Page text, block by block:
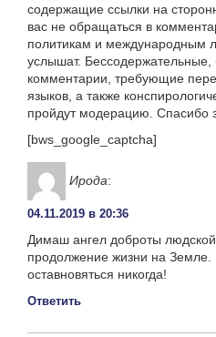
содержащие ссылки на
вас не обращаться в
политикам и международным
услышат. Бессодержательные,
комментарии, требующие
языков, а также
пройдут модерацию. Спасибо
[bws_google_captcha]
Ирода:
04.11.2019 в 20:36
Димаш ангел доброты
продолжение жизни на Земле.
оставновяться никогда!
Ответить